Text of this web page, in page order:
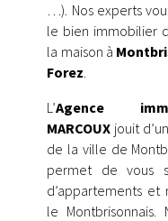
…). Nos experts
le bien immobilier
la maison à
Forez.
L’Agence
MARCOUX jouit
de la ville de
permet de vous
d’appartements et
le Montbrisonnais.